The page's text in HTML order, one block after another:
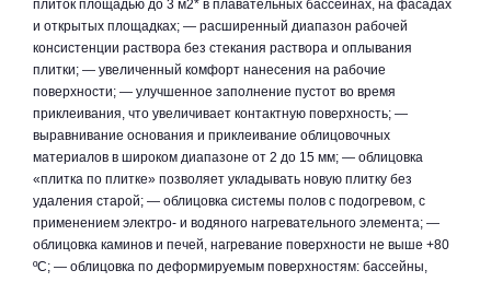
плиток площадью до 3 м2* в плавательных бассейнах, на фасадах
и открытых площадках; — расширенный диапазон рабочей
консистенции раствора без стекания раствора и оплывания
плитки; — увеличенный комфорт нанесения на рабочие
поверхности; — улучшенное заполнение пустот во время
приклеивания, что увеличивает контактную поверхность; —
выравнивание основания и приклеивание облицовочных
материалов в широком диапазоне от 2 до 15 мм; — облицовка
«плитка по плитке» позволяет укладывать новую плитку без
удаления старой; — облицовка системы полов с подогревом, с
применением электро- и водяного нагревательного элемента; —
облицовка каминов и печей, нагревание поверхности не выше +80
ºС; — облицовка по деформируемым поверхностям: бассейны,